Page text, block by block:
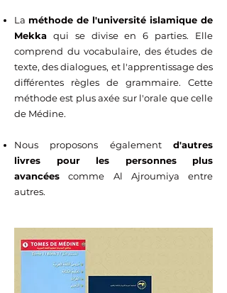
La méthode de l'université islamique de
Mekka qui se divise en 6 parties. Elle
comprend du vocabulaire, des études de
texte, des dialogues, et l'apprentissage des
différentes règles de grammaire. Cette
méthode est plus axée sur l'orale que celle
de Médine.
Nous proposons également d'autres
livres pour les personnes plus
avancées comme Al Ajroumiya entre
autres.